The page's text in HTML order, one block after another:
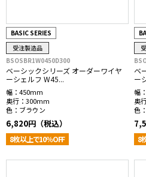
BASIC SERIES
受注製造品
BSOSBR1W0450D300
ベーシックシリーズ オーダーワイヤ
ーシェルフ W45...
幅： 450mm
奥行： 300mm
色： ブラウン
6,820円（税込）
8枚以上で10％OFF
ベ
ー
幅：
奥
色：
8